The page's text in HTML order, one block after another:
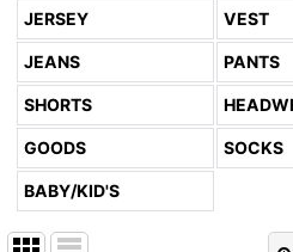
JERSEY VEST
JEANS PANTS
SHORTS
GOODS SOCKS
BABY/KID'S